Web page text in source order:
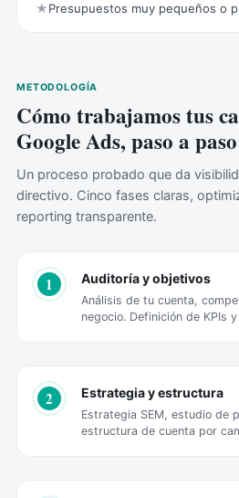
★Presupuestos muy pequeños o
METODOLOGÍA
Cómo trabajamos tus
Google Ads, paso a paso
Un proceso probado que da
directivo. Cinco fases claras,
reporting transparente.
1 Auditoría y objetivos
Análisis de tu cuenta,
negocio. Definición de KPIs
2 Estrategia y estructura
Estrategia SEM, estudio de
estructura de cuenta por